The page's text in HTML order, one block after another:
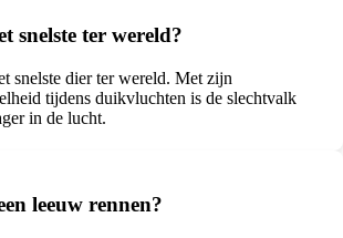
snelste ter wereld?
snelste dier ter wereld. Met zijn
tijdens duikvluchten is de slechtvalk
in de lucht.
leeuw rennen?